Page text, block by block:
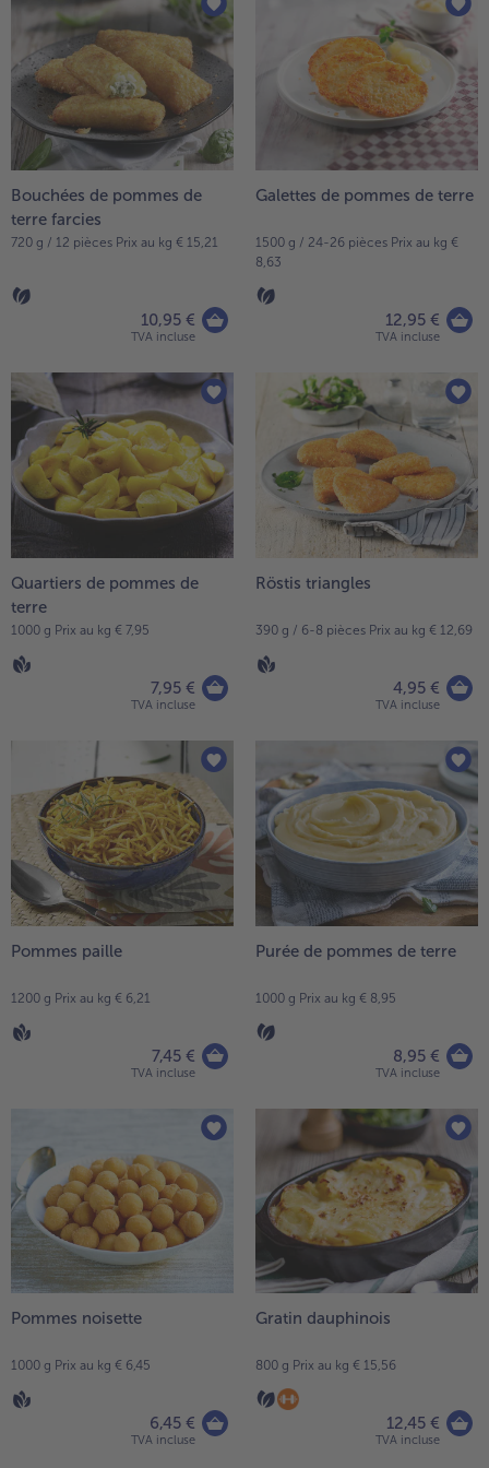
TousPlats cuisinés
Boulangerie & Pâtisserie
TousBoulangerie & Pâtisserie
Entrées, Apéritifs & Snacks
TousEntrées, Apéritifs & Snacks
Produits non surgelés
TousProduits non surgelés
100% Végétarien
Bouchées de pommes de
terre farcies
720 g / 12 pièces Prix au kg € 15,21
10,95 €
TVA incluse
Galettes de pommes de terre
1500 g / 24-26 pièces Prix au kg €
8,63
12,95 €
TVA incluse
Quartiers de pommes de
terre
1000 g Prix au kg € 7,95
7,95 €
TVA incluse
Röstis triangles
390 g / 6-8 pièces Prix au kg € 12,69
4,95 €
TVA incluse
Pommes paille
1200 g Prix au kg € 6,21
7,45 €
TVA incluse
Purée de pommes de terre
1000 g Prix au kg € 8,95
8,95 €
TVA incluse
Pommes noisette
1000 g Prix au kg € 6,45
6,45 €
TVA incluse
Gratin dauphinois
800 g Prix au kg € 15,56
12,45 €
TVA incluse